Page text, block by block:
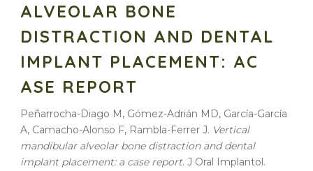
ALVEOLAR BONE
DISTRACTION AND DENTAL
IMPLANT PLACEMENT: AC
ASE REPORT
Peñarrocha-Diago M, Gómez-Adrián MD, García-García
A, Camacho-Alonso F, Rambla-Ferrer J. Vertical
mandibular alveolar bone distractionanddental
implant placement: a case report. J Oral Implantol.